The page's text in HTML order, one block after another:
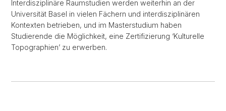
Interdisziplinäre Raumstudien werden weiterhin an der
Universität Basel in vielen Fächern und interdisziplinären
Kontexten betrieben, und im Masterstudium haben
Studierende die Möglichkeit, eine Zertifizierung ‘Kulturelle
Topographien’ zu erwerben.